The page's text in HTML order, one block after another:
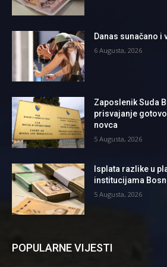
Danas sunačano i
6 Augusta, 2026
Zaposlenik Suda
prisvajanje
novca
5 Augusta, 2026
Isplata razlike u
institucijama
5 Augusta, 2026
POPULARNE VIJESTI